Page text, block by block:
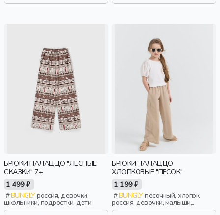
БРЮКИ ПАЛАЦЦО "ЛЕСНЫЕ
СКАЗКИ" 7+
1 499 ₽
BUNGLYроссия, девочки,
школьники, подростки, дети
БРЮКИ ПАЛАЦЦО
ХЛОПКОВЫЕ "ПЕСОК"
1 199 ₽
BUNGLYпесочный, хлопок,
россия, девочки, малыши,
дошкольники, дети